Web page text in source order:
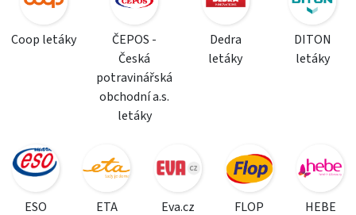
Coop letáky
ČEPOS -
Česká
potravinářská
obchodní a.s.
letáky
Dedra
letáky
DITON
letáky
ESO
ETA
Eva.cz
FLOP
HEBE